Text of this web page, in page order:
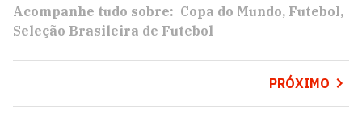
Acompanhe tudo sobre: Copa do Mundo Futebol
Seleção Brasileira de Futebol
PRÓXIMO